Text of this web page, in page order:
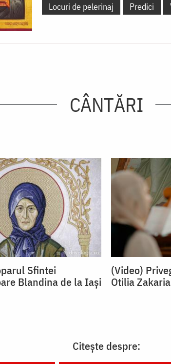
Locuri de pelerinaj
Predici
CÂNTĂRI
Sfintei
Blandina de la Iași
(Video)
Otilia
Citește despre: